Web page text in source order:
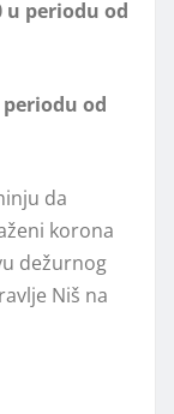
u periodu od
periodu od
da
korona
dežurnog
Niš na